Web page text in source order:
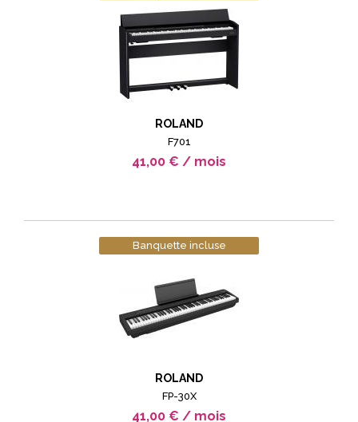
ROLAND
F701
41,00 € / mois
Banquette incluse
ROLAND
FP-30X
41,00 € / mois